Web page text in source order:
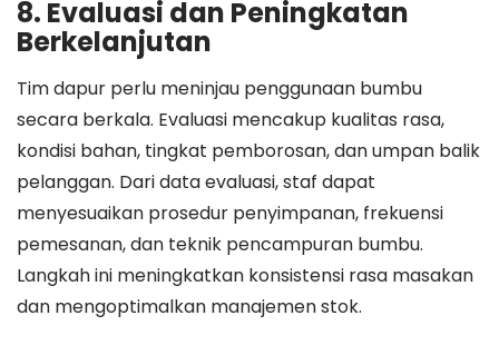
8. Evaluasi dan Peningkatan
Berkelanjutan
Tim dapur perlu meninjau penggunaan bumbu
secara berkala. Evaluasi mencakup kualitas rasa,
kondisi bahan, tingkat pemborosan, dan umpan balik
pelanggan. Dari data evaluasi, staf dapat
menyesuaikan prosedur penyimpanan, frekuensi
pemesanan, dan teknik pencampuran bumbu.
Langkah ini meningkatkan konsistensi rasa masakan
dan mengoptimalkan manajemen stok.